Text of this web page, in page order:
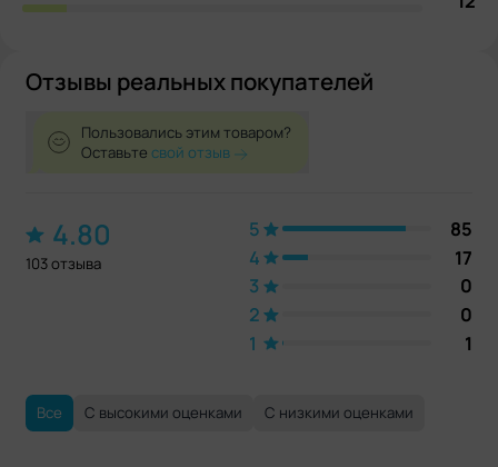
Отзывы реальных покупателей
Пользовались этим товаром?
Оставьтесвой отзыв
4.80
103 отзыва
5
85
4
17
3
0
2
0
1
1
Все С высокими оценками С низкими оценками